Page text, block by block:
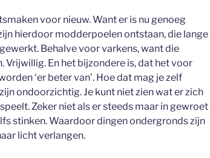
voor nieuw. Want er is nu genoeg
hierdoor modderpoelen ontstaan, die lange
Behalve voor varkens, want die
Vrijwillig. En het bijzondere is, dat het voor
‘er beter van’. Hoe dat mag je zelf
ondoorzichtig. Je kunt niet zien wat er zich
Zeker niet als er steeds maar in gewroet
stinken. Waardoor dingen ondergronds zijn
licht verlangen.